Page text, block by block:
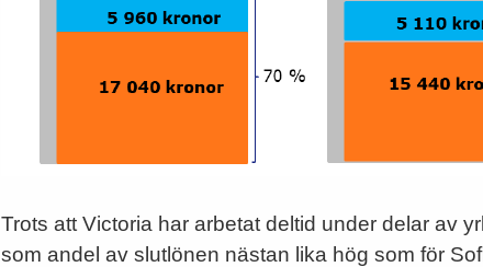
Trots att Victoria har arbetat deltid under delar av
som andel av slutlönen nästan lika hög som för